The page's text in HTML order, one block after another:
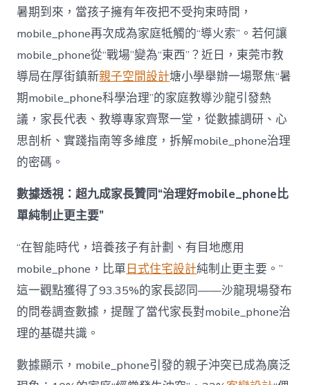
治
理
難
題？
讓
mobilJIUYI
俱
意
空
間
設
成
為
東
西”，
而
非
“家
庭
中
暑期到來，當孩子擁有年夜把不受拘束時間，
mobile_phone再次成為家庭牴觸的“導火索”。若何讓
mobile_phone從“戰場”變為“東西”？近日，東莞市教
導局在厚街鎮新親子空間設計塘小學舉辦一場聚焦“暑
期mobile_phone科學治理”的家庭教導沙龍引發熱
議，家長代表、教導專家齊聚一堂，從數據調研、心
思剖析、實踐指南等多維度，拆解mobile_phone治理
的密碼。
數據透視：超九成家長贊同“治理好mobile_phone比
單純制止更主要”
“在智能時代，培養孩子有計劃、有目地應用
mobile_phone，比單日式住宅設計純制止更主要。”
這一觀點獲得了93.35%的家長認同——沙龍現場發布
的問卷調查數據，提醒了當代家長對mobile_phone治
理的基礎共識。
數據顯示，mobile_phone引發的親子沖突已成為廣泛